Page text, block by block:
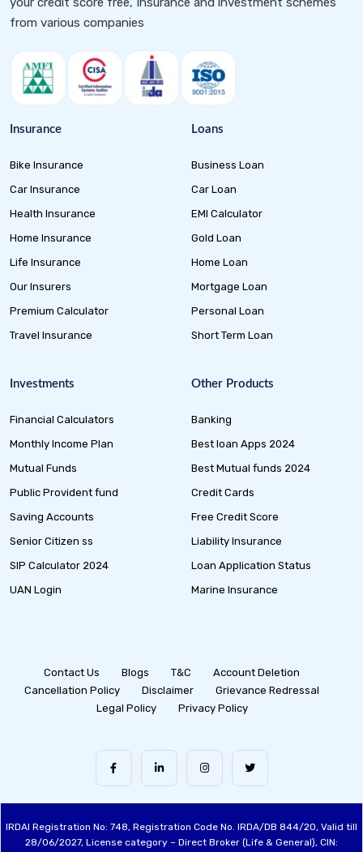
from various companies
Insurance
Bike Insurance
Car Insurance
Health Insurance
Home Insurance
Life Insurance
Our Insurers
Premium Calculator
Travel Insurance
Loans
Business Loan
Car Loan
EMI Calculator
Gold Loan
Home Loan
Mortgage Loan
Personal Loan
Short Term Loan
Investments
Financial Calculators
Monthly Income Plan
Mutual Funds
Public Provident fund
Saving Accounts
Senior Citizen ss
SIP Calculator 2024
UAN Login
Other Products
Banking
Best loan Apps 2024
Best Mutual funds 2024
Credit Cards
Free Credit Score
Liability Insurance
Loan Application Status
Marine Insurance
Contact Us Blogs T&C
Account Deletion
Cancellation Policy
Disclaimer
Grievance Redressal
Legal Policy
Privacy Policy
IRDAI Registration No: 748, Registration Code No. IRDA/DB 844/20, Valid till
28/06/2027, License category – Direct Broker (Life & General), CIN: